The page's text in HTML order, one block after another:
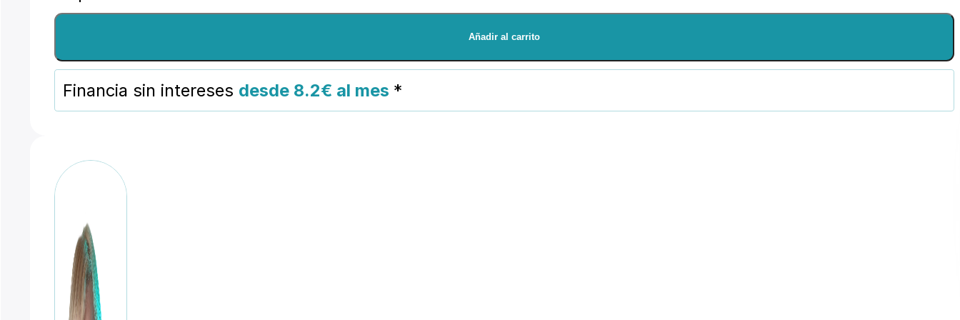
Rapid
Marco
Midi
1,5
(5'
x
cantidad
Añadir al carrito
Financia sin intereses desde 8.2€ al mes *